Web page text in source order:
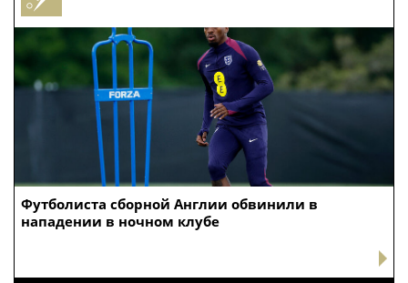
Футболиста сборной Англии обвинили в
нападении в ночном клубе